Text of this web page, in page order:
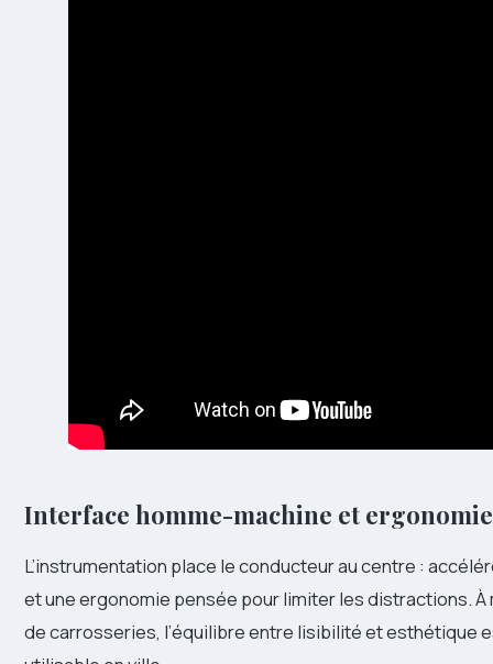
Interface homme-machine et ergonomie
L’instrumentation place le conducteur au centre :
et une ergonomie pensée pour limiter les distractions.
de carrosseries, l’équilibre entre lisibilité et esthétique